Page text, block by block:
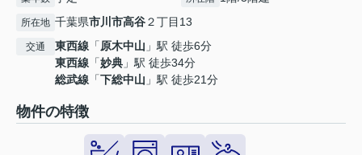
所在地 千葉県市川市高谷２丁目13
交通 東西線 「原木中山 」駅 徒歩6分
東西線 「妙典 」駅 徒歩34分
総武線 「下総中山 」駅 徒歩21分
物件の特徴